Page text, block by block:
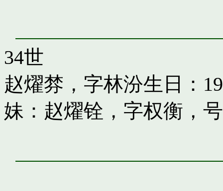
34世
赵燿棼，字林汾生日：
妹： 赵燿铨，字权衡，